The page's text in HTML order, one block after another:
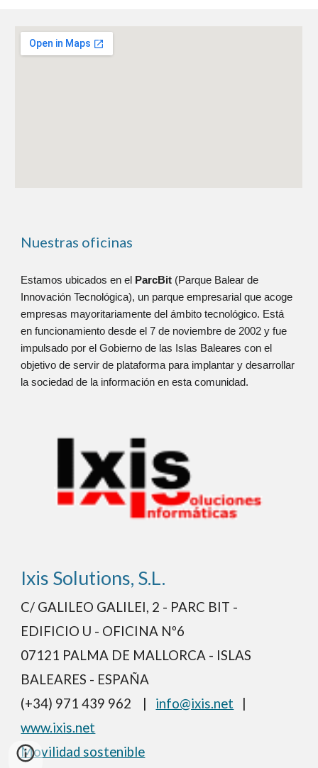
Nuestras oficinas
Estamos ubicados en el ParcBit (Parque Balear de
Innovación Tecnológica), un parque empresarial que acoge
empresas mayoritariamente del ámbito tecnológico. Está
en funcionamiento desde el 7 de noviembre de 2002 y fue
impulsado por el Gobierno de las Islas Baleares con el
objetivo de servir de plataforma para implantar y desarrollar
la sociedad de la información en esta comunidad.
Ixis Solutions, S.L.
C/ GALILEO GALILEI, 2 - PARC BIT -
EDIFICIO U - OFICINA Nº6
07121 PALMA DE MALLORCA - ISLAS
BALEARES - ESPAÑA
(+34) 971 439 962 | info@ixis.net
www.ixis.net
Movilidad sostenible